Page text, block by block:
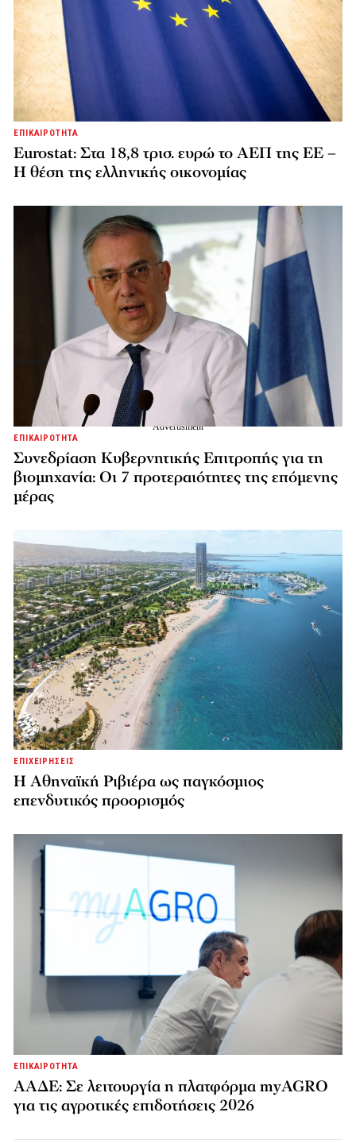
ΕΠΙΚΑΙΡΟΤΗΤΑ
Eurostat: Στα 18,8 τρισ. ευρώ το ΑΕΠ της ΕΕ –
Η θέση της ελληνικής οικονομίας
ΕΠΙΚΑΙΡΟΤΗΤΑ
Συνεδρίαση Κυβερνητικής Επιτροπής για τη
βιομηχανία: Οι 7 προτεραιότητες της επόμενης
μέρας
ΕΠΙΧΕΙΡΗΣΕΙΣ
Η Αθηναϊκή Ριβιέρα ως παγκόσμιος
επενδυτικός προορισμός
ΕΠΙΚΑΙΡΟΤΗΤΑ
ΑΑΔΕ: Σε λειτουργία η πλατφόρμα myAGRO
για τις αγροτικές επιδοτήσεις 2026